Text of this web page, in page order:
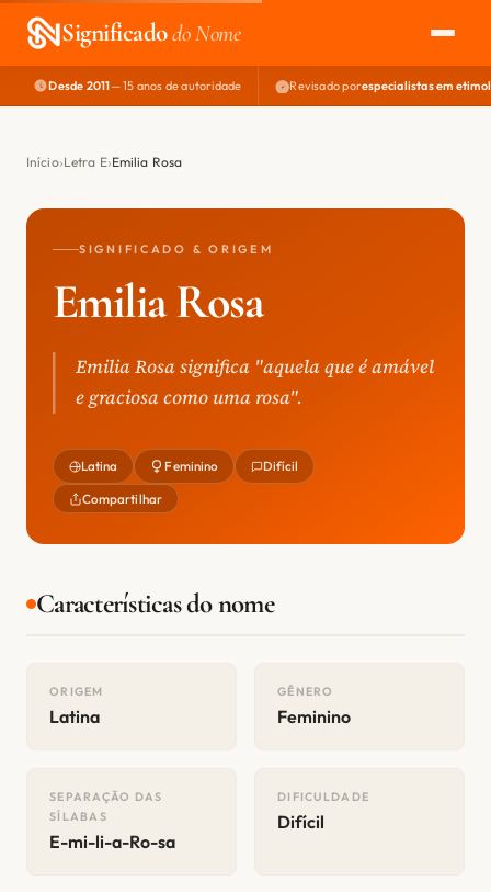
Significadodo Nome
EXPLORAR
NOME PERFEITO
Desde 2011— 15 anos de autoridade Revisado porespecialistas em
Início Letra E Emilia Rosa
SIGNIFICADO & ORIGEM
Emilia Rosa
Emilia Rosa significa "aquela que é amável
e graciosa como uma rosa".
Latina Feminino Difícil
Compartilhar
Características do nome
ORIGEM
Latina
GÊNERO
Feminino
SEPARAÇÃO DAS
SÍLABAS
E-mi-li-a-Ro-sa
DIFICULDADE
Difícil